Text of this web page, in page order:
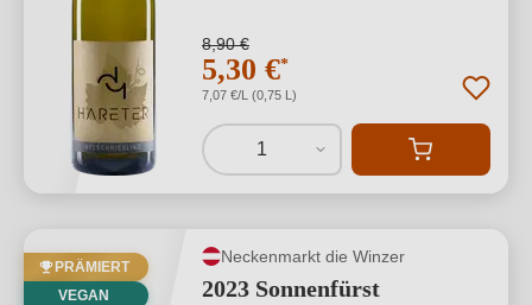
8,90 €
5,30 €*
7,07 €/L (0,75 L)
1
PRÄMIERT
VEGAN
Neckenmarkt die Winzer
2023 Sonnenfürst